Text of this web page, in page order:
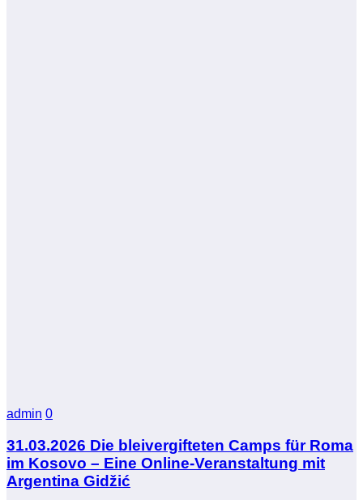
admin 0
31.03.2026 Die bleivergifteten Camps für Roma
im Kosovo – Eine Online-Veranstaltung mit
Argentina Gidžić